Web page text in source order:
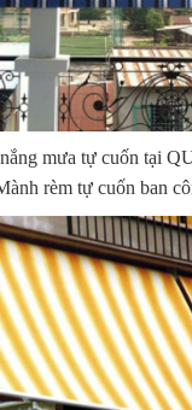
nắng mưa tự cuốn tại
rèm tự cuốn ban